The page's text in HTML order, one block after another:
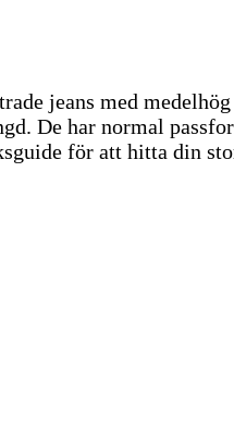
jeans med
De har normal
för att hitta din